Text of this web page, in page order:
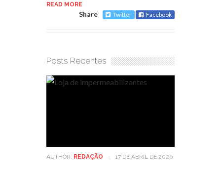
READ MORE
Share Twitter Facebook
Posts Recentes
AUTHOR: REDAÇÃO - 17 DE ABRIL DE 2026